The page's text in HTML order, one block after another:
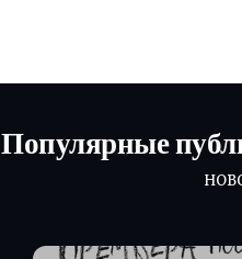
Популярные